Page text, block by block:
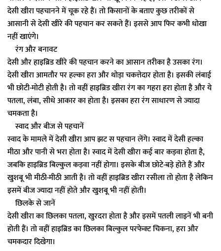
देसी खीरा पहचानने में चूक रहे हैं। तो किसानों के बताए कुछ तरीकों से
आसानी से देसी खीरे की पहचान कर सकते हैं। इससे आप फिर कभी धोखा
नहीं खाएंगे।
रंग और बनावट
देसी और हाइब्रिड खीरे की पहचान करने का आसान तरीका है उसका रंग।
देसी खीरा आमतौर पर हल्का हरा और थोड़ा चकत्तेदार होता है। इसकी लंबाई
भी छोटी-मोटी होती है। तो वहीं हाइब्रिड खीरा रंग का गहरा हरा होता है और ये
पतला, लंबा, सीधे आकार का होता है। इसका हरा रंग साधारण से ज्यादा
चमकता है।
स्वाद और बीज से पहचानें
स्वाद के मामले में देसी खीरा आप झट स पहचान लेंगे। स्वाद में देसी हल्का
मीठा और पानी से भरा होता है। स्वाद में देसी खीरा कई बार कड़वा होता है,
जबकि हाइब्रिड बिल्कुल कड़वा नहीं होगा। इसके बीज छोटे-बड़े होते हैं और
खुशबू भी मीठी-मीठी आती है। तो वहीं हाइब्रिड खीरा रसीला तो होता है लेकिन
इसमें बीज ज्यादा नहीं होते और खुशबू भी नहीं होती।
छिलके से जानें
देसी खीरा का छिलका पतला, खुरदरा होता है और इसमें पतली लाइनें भी बनी
होती हैं। तो वहीं हाइब्रिड का छिलका बिल्कुल परफेक्ट चिकना, हरा और
चमकदार दिखेगा।